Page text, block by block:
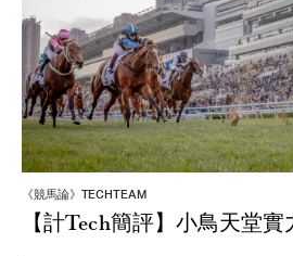
《競馬論》TECHTEAM
【計Tech簡評】小鳥天堂